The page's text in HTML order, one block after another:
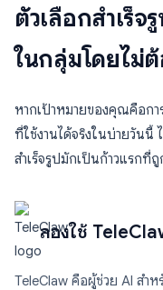
ตัวเลือกสำเร็จ
ในกลุ่มโดยไม่
หากเป้าหมายของคุณคือกา
ที่ใช้งานได้จริงในบ่ายวันนี้
สำเร็จรูปมักเป็นก้าวแรกที่
ลองใช้
TeleClaw คือผู้ช่วย AI สำห